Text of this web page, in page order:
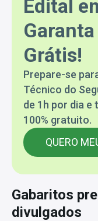
Edital
Grátis!
Prepare-se
Técnico do
de 1h por dia e
100% gratuito.
QUERO
Gabaritos
divulgados